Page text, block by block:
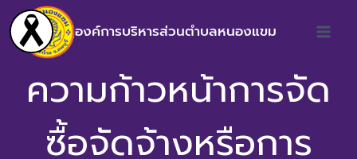
องค์การบริหารส่วนตำบลหนองแขม
ความก้าวหน้าการจัด
ซื้อจัดจ้างหรือการ